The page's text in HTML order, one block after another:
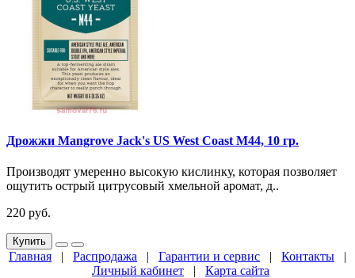
Дрожжи Mangrove Jack's US West Coast M44, 10 гр.
Производят умеренно высокую кислинку, которая позволяет
ощутить острый цитрусовый хмельной аромат, д..
220 руб.
Купить
Главная | Распродажа | Гарантии и сервис | Контакты |
Личный кабинет | Карта сайта